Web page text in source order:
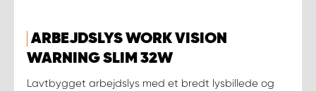
ARBEJDSLYS WORK VISION
WARNING SLIM 32W
Lavtbygget arbejdslys med et bredt lysbillede og